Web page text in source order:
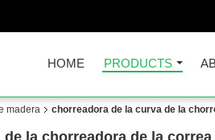
HOME PRODUCTS
madera chorreadora de la curva de la
la chorreadora de la